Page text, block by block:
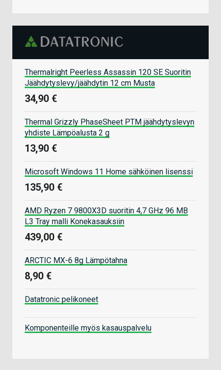
Thermalright Peerless Assassin 120 SE Suoritin
Jäähdytyslevy/jäähdytin 12 cm Musta
34,90 €
Thermal Grizzly PhaseSheet PTM jäähdytyslevyn
yhdiste Lämpöalusta 2 g
13,90 €
Microsoft Windows 11 Home sähköinen lisenssi
135,90 €
AMD Ryzen 7 9800X3D suoritin 4,7 GHz 96 MB
L3 Tray malli Konekasauksiin
439,00 €
ARCTIC MX-6 8g Lämpötahna
8,90 €
Datatronic pelikoneet
Komponenteille myös kasauspalvelu